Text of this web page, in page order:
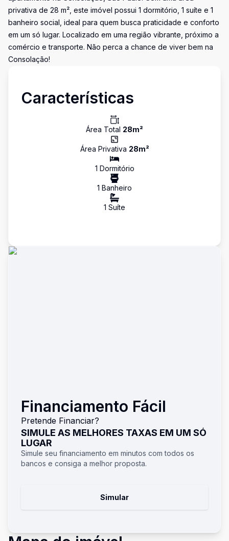
privativa de 28 m², este imóvel possui 1 dormitório, 1 suíte e 1
banheiro social, ideal para quem busca praticidade e conforto
em um só lugar. Localizado em uma região vibrante, próximo a
comércio e transporte. Não perca a chance de viver bem na
Consolação!
Características
Área Total 28m²
Área Privativa 28m²
1 Dormitório
1 Banheiro
1 Suíte
Financiamento Fácil
Pretende Financiar?
SIMULE AS MELHORES TAXAS EM UM SÓ
LUGAR
Simule seu financiamento em minutos com todos os
bancos e consiga a melhor proposta.
Simular